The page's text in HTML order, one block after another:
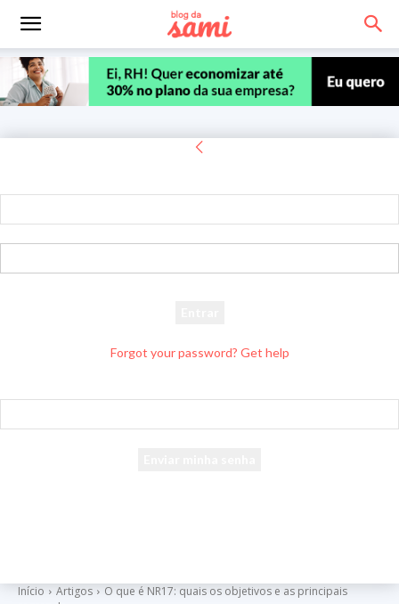
Forgot your password? Get help
Início Artigos
O que é NR17: quais os objetivos e as principais